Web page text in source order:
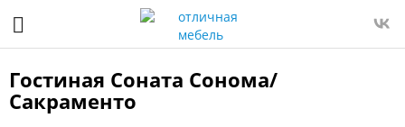
Гостиная Соната Сонома/
Сакраменто